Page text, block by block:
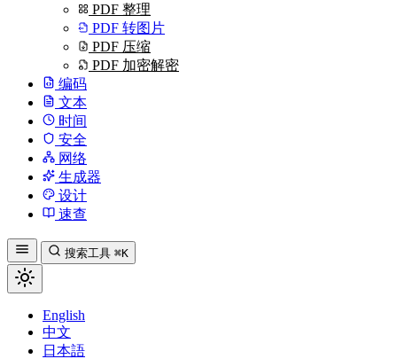
PDF 整理
PDF 转图片
PDF 压缩
PDF 加密解密
编码
文本
时间
安全
网络
生成器
设计
速查
搜索工具 ⌘K
English
中文
日本語